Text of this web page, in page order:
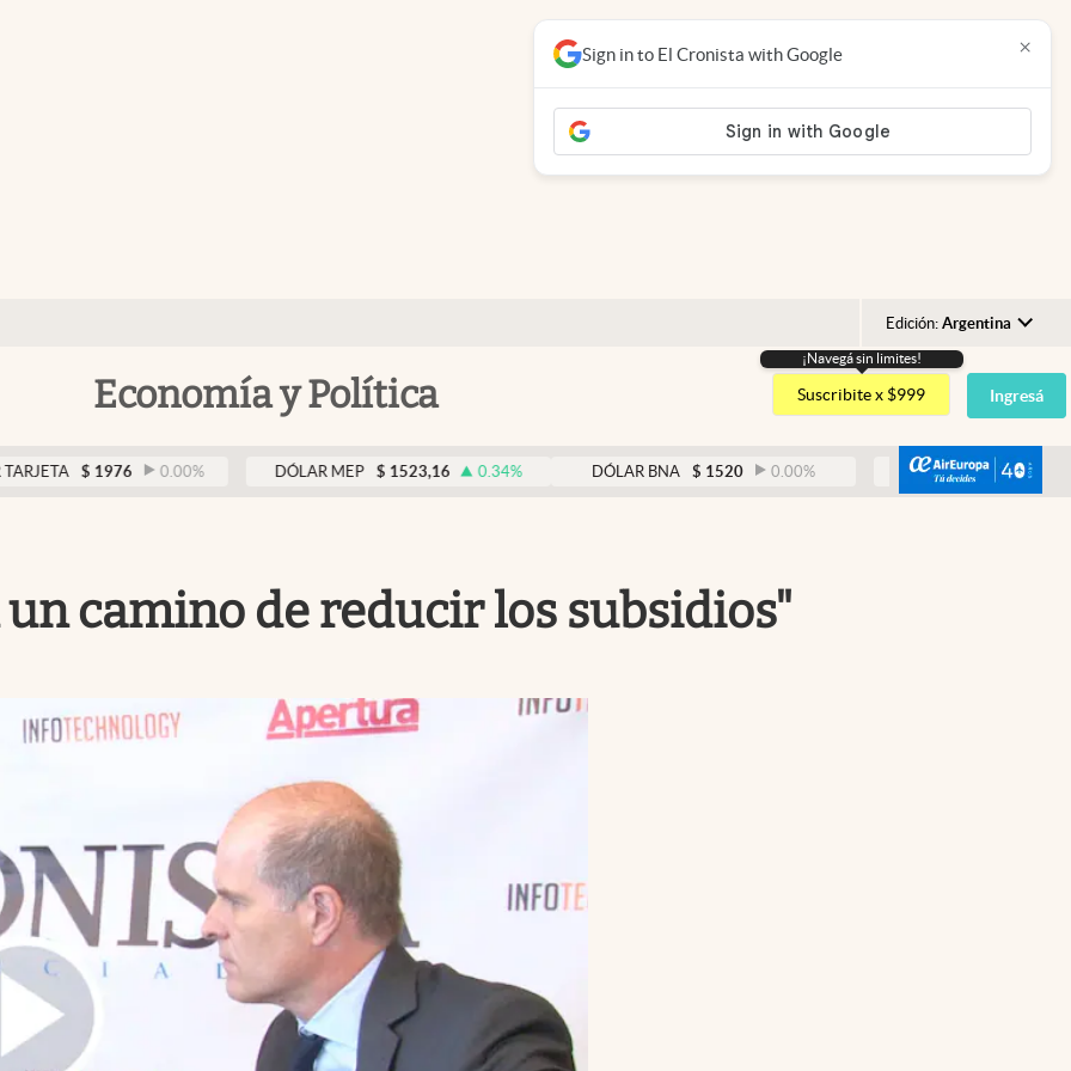
Edición: Argentina
Argentina
España
México
USA
Economía y Política
¡Navegá sin limites!
Suscribite x $999 Ingresá
$ 1976 0.00% DÓLAR MEP $ 1523,16 0.34% DÓLAR BNA $ 1520 0.00% DÓLAR BLUE $ 1530 -0.65
Sign in to El Cronista with Google ×
camino de reducir los subsidios"